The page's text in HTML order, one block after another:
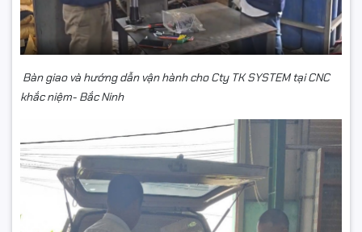
Bàn giao và hướng dẫn vận hành cho Cty TK SYSTEM tại CNC
khắc niệm- Bắc Ninh